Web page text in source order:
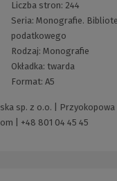
Liczba stron: 244
Seria:Monografie.
podatkowego
Rodzaj:Monografie
Okładka:twarda
Format:A5
sp. z o.o. | Przyokopowa
+48 801 04 45 45